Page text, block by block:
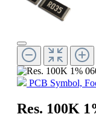
PCB Symbol,
Res. 100K